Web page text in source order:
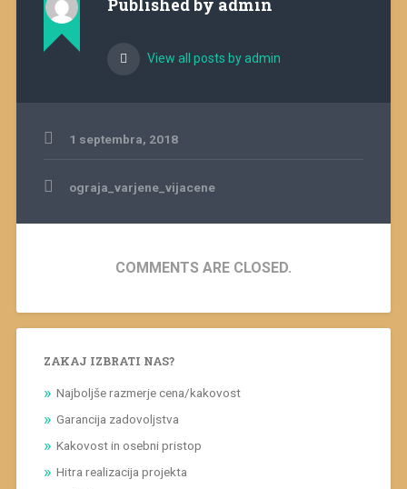
Published by admin
View all posts by admin
1 septembra, 2018
Navigacija
prispevka
ograja_varjene_vijacene
COMMENTS ARE CLOSED.
ZAKAJ IZBRATI NAS?
Najboljše razmerje cena/kakovost
Garancija zadovoljstva
Kakovost in osebni pristop
Hitra realizacija projekta